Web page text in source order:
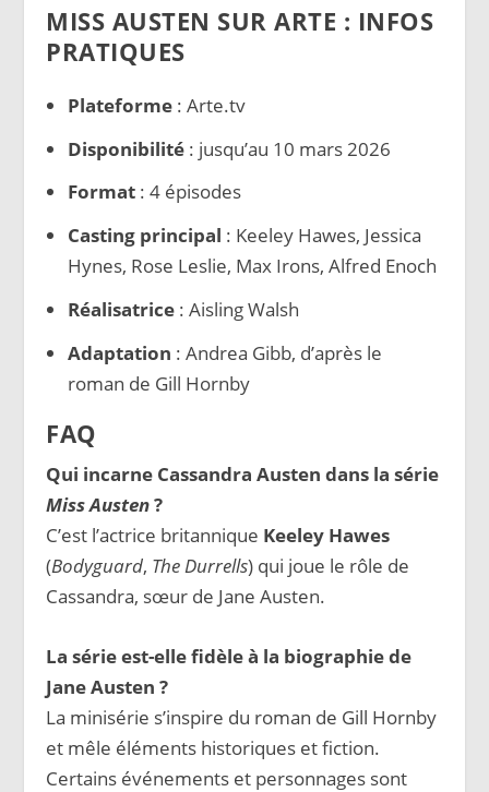
MISS AUSTEN SUR ARTE : INFOS
PRATIQUES
Plateforme: Arte.tv
Disponibilité: jusqu’au 10 mars 2026
Format: 4 épisodes
Casting principal : Keeley Hawes, Jessica
Hynes, Rose Leslie, Max Irons, Alfred Enoch
Réalisatrice: Aisling Walsh
Adaptation : Andrea Gibb, d’après le
roman de Gill Hornby
FAQ
Qui incarne Cassandra Austen dans la série
Miss Austen?
C’est l’actrice britannique Keeley Hawes
(Bodyguard, The Durrells) qui joue le rôle de
Cassandra, sœur de Jane Austen.
La série est-elle fidèle à la biographie de
Jane Austen ?
La minisérie s’inspire du roman de Gill Hornby
et mêle éléments historiques et fiction.
Certains événements et personnages sont